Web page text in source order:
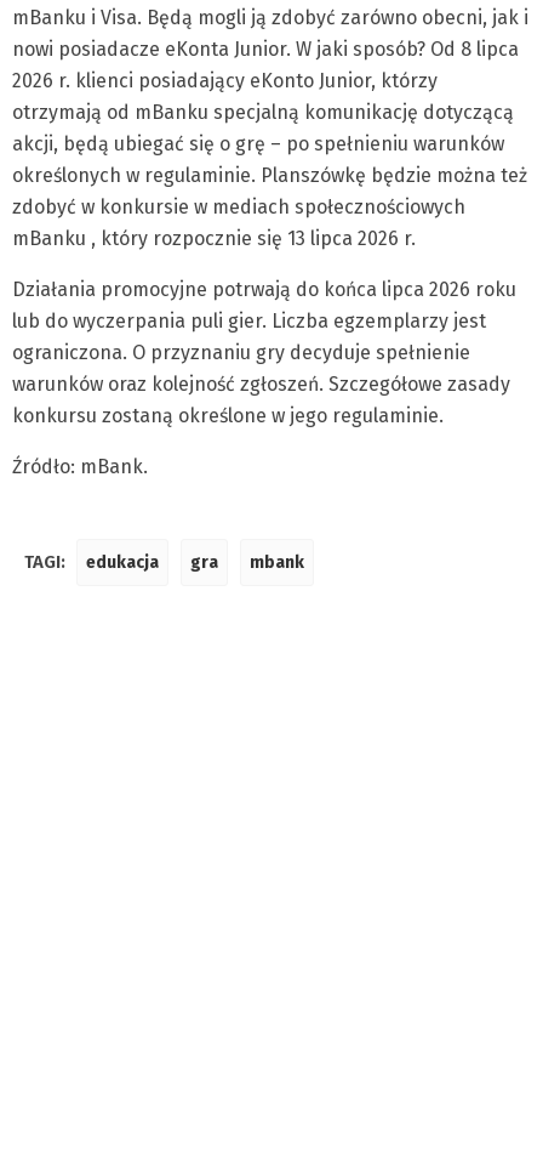
mBanku i Visa. Będą mogli ją zdobyć zarówno obecni, jak i
nowi posiadacze eKonta Junior. W jaki sposób? Od 8 lipca
2026 r. klienci posiadający eKonto Junior, którzy
otrzymają od mBanku specjalną komunikację dotyczącą
akcji, będą ubiegać się o grę – po spełnieniu warunków
określonych w regulaminie. Planszówkę będzie można też
zdobyć w konkursie w mediach społecznościowych
mBanku , który rozpocznie się 13 lipca 2026 r.
Działania promocyjne potrwają do końca lipca 2026 roku
lub do wyczerpania puli gier. Liczba egzemplarzy jest
ograniczona. O przyznaniu gry decyduje spełnienie
warunków oraz kolejność zgłoszeń. Szczegółowe zasady
konkursu zostaną określone w jego regulaminie.
Źródło: mBank.
TAGI: edukacja gra mbank